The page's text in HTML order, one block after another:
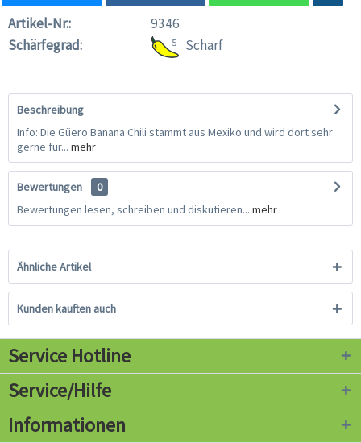
Artikel-Nr.:
9346
Schärfegrad:
5 Scharf
Beschreibung
Info: Die Güero Banana Chili stammt aus Mexiko und wird dort sehr
gerne für... mehr
Bewertungen
0
Bewertungen lesen, schreiben und diskutieren... mehr
Ähnliche Artikel
Kunden kauften auch
Service Hotline
Service/Hilfe
Informationen